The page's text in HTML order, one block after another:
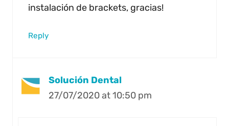
instalación de brackets, gracias!
Reply
Solución Dental
27/07/2020 at 10:50 pm